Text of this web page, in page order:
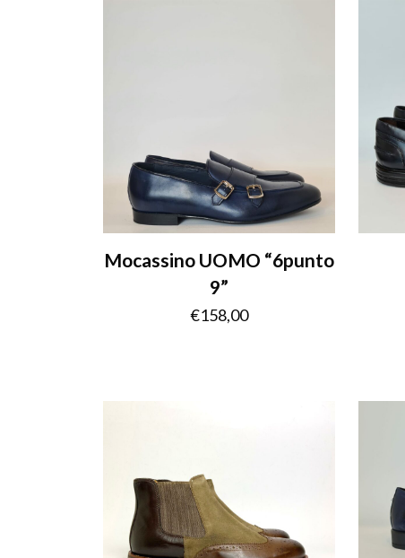
Mocassino UOMO “6punto
9”
€158,00